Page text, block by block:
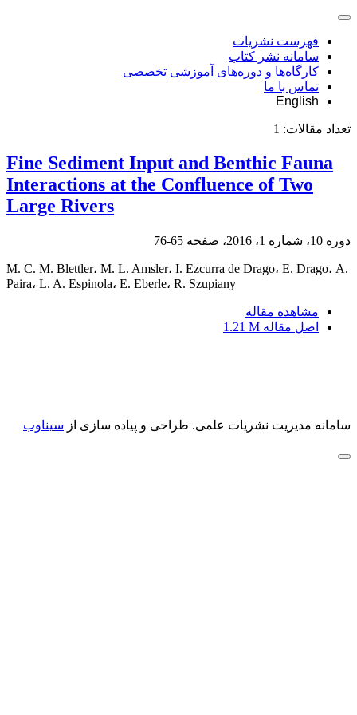
فهرست نشریات
سامانه نشر کتاب
کارگاه‌ها و دوره‌های آموزشی تخصصی
تماس با ما
English
تعداد مقالات: 1
Fine Sediment Input and Benthic Fauna
Interactions at the Confluence of Two
Large Rivers
دوره 10، شماره 1، 2016، صفحه 65-76
M. C. M. Blettler، M. L. Amsler، I. Ezcurra de Drago، E. Drago، A.
Paira، L. A. Espinola، E. Eberle، R. Szupiany
مشاهده مقاله
اصل مقاله 1.21 M
سامانه مدیریت نشریات علمی. طراحی و پیاده سازی از سیناوب